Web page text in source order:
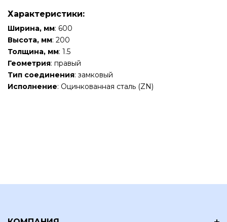
Характеристики:
Ширина, мм: 600
Высота, мм: 200
Толщина, мм: 1.5
Геометрия: правый
Тип соединения: замковый
Исполнение: Оцинкованная сталь (ZN)